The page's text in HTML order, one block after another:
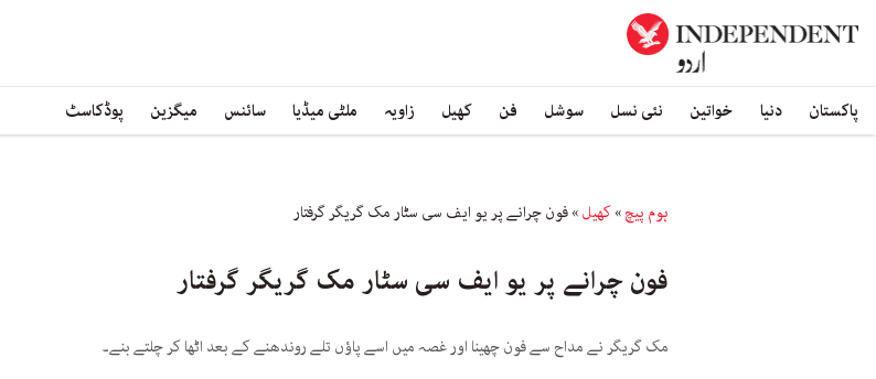
پاکستان دنیا خواتین نئی نسل سوشل فن کھیل زاویہ ملٹی میڈیا سائنس میگزین پوڈکاسٹ
ہوم پیچ»کھیل»فون چرانے پر یو ایف سی سٹار مک گریگر گرفتار
فون چرانے پر یو ایف سی سٹار مک گریگر گرفتار
مک گریگر نے مداح سے فون چھینا اور غصہ میں اسے پاؤں تلے روندھنے کے بعد اٹھا کر چلتے بنے۔